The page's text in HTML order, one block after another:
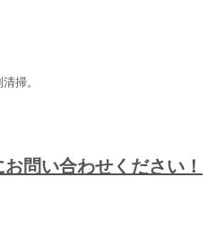
掃。
問い合わせください！